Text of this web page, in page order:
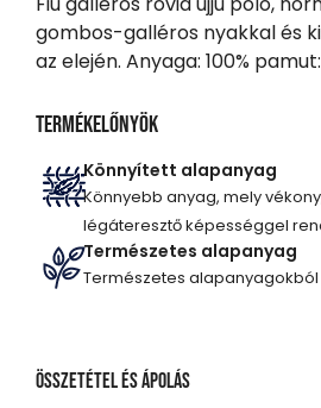
gombos-galléros nyakkal és
az elején. Anyaga: 100%
Termékelőnyök
Könnyített alapanyag
Könnyebb anyag, mely
légáteresztő képességgel
Természetes alapanyag
Természetes alapanyagokból
Összetétel és ápolás